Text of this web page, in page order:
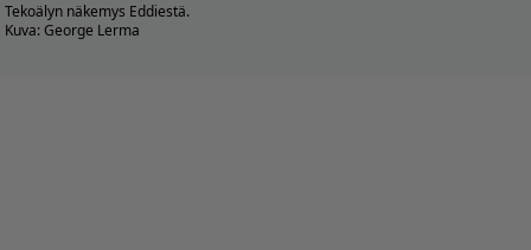
Tekoälyn näkemys Eddiestä.
Kuva: George Lerma